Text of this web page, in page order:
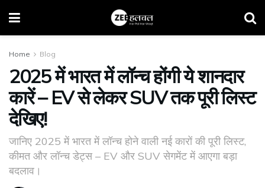
Home Blog
2025 में भारत में लॉन्च होंगी ये शानदार
कारें – EV से लेकर SUV तक पूरी लिस्ट
देखिए!
जानिए 2025 में भारत में लॉन्च होने वाली नई कारों की पूरी लिस्ट,
कीमत और लॉन्च डेट्स – EV और SUV सेगमेंट में आएगा बड़ा
बदलाव।